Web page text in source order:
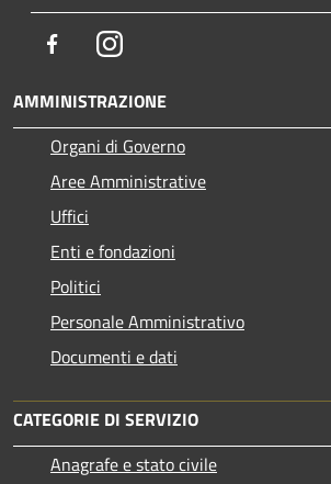
FacebookInstagram
AMMINISTRAZIONE
Organi di Governo
Aree Amministrative
Uffici
Enti e fondazioni
Politici
Personale Amministrativo
Documenti e dati
CATEGORIE DI SERVIZIO
Anagrafe e stato civile